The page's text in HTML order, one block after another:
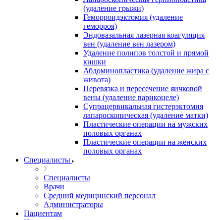
(удаление грыжи)
Геморроидэктомия (удаление
геморроя)
Эндовазальная лазерная коагуляция
вен (удаление вен лазером)
Удаление полипов толстой и прямой
кишки
Абдоминопластика (удаление жира с
живота)
Перевязка и пересечение яичковой
вены (удаление варикоцеле)
Супрацервикальная гистерэктомия
лапароскопическая (удаление матки)
Пластические операции на мужских
половых органах
Пластические операции на женских
половых органах
Специалисты
Специалисты
Врачи
Средний медицинский персонал
Администраторы
Пациентам